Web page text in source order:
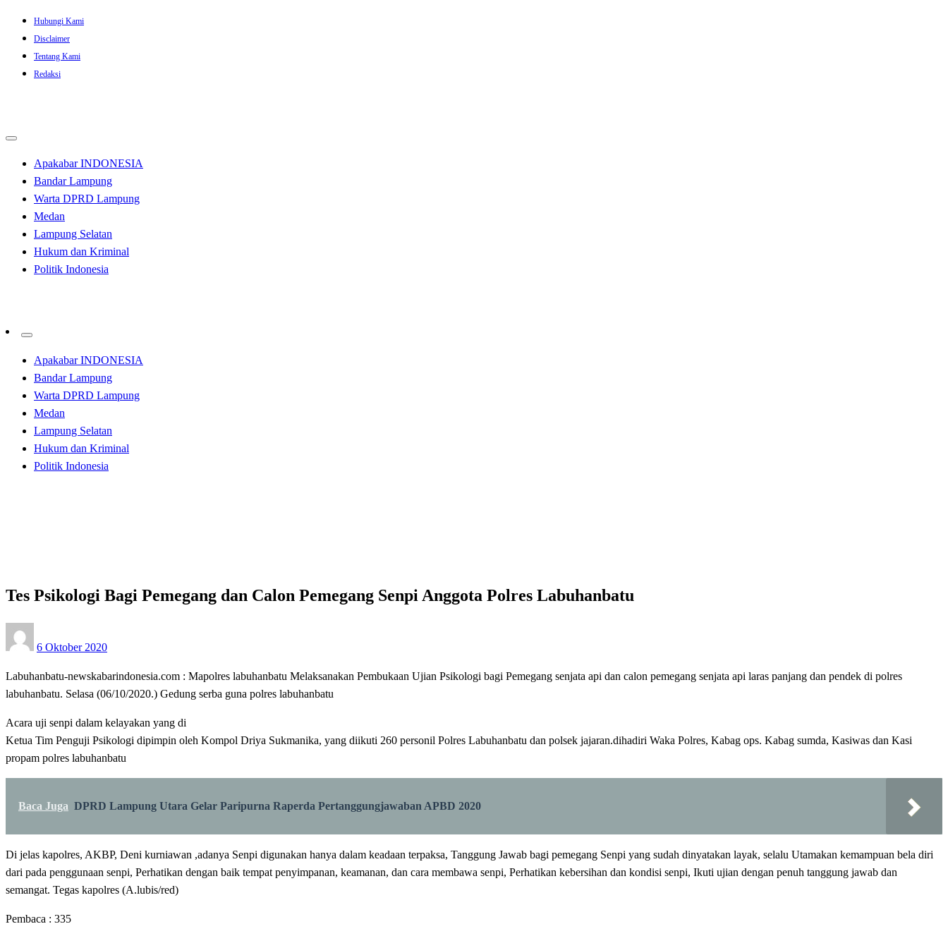
Skip
content
Hubungi Kami
Disclaimer
Tentang Kami
Redaksi
Apakabar INDONESIA
Bandar Lampung
Warta DPRD Lampung
Medan
Lampung Selatan
Hukum dan Kriminal
Politik Indonesia
Apakabar INDONESIA
Bandar Lampung
Warta DPRD Lampung
Medan
Lampung Selatan
Hukum dan Kriminal
Politik Indonesia
Tes Psikologi Bagi Pemegang dan Calon Pemegang Senpi Anggota Polres Labuhanbatu
on
6 Oktober 2020
Labuhanbatu-newskabarindonesia.com : Mapolres labuhanbatu Melaksanakan Pembukaan Ujian Psikologi bagi Pemegang senjata api dan calon pemegang senjata api laras panjang dan pendek di polres
labuhanbatu. Selasa (06/10/2020.) Gedung serba guna polres labuhanbatu
Acara uji senpi dalam kelayakan yang di
Ketua Tim Penguji Psikologi dipimpin oleh Kompol Driya Sukmanika, yang diikuti 260 personil Polres Labuhanbatu dan polsek jajaran.dihadiri Waka Polres, Kabag ops. Kabag sumda, Kasiwas dan Kasi
propam polres labuhanbatu
Baca Juga DPRD Lampung Utara Gelar Paripurna Raperda Pertanggungjawaban APBD 2020
Di jelas kapolres, AKBP, Deni kurniawan ,adanya Senpi digunakan hanya dalam keadaan terpaksa, Tanggung Jawab bagi pemegang Senpi yang sudah dinyatakan layak, selalu Utamakan kemampuan bela diri
dari pada penggunaan senpi, Perhatikan dengan baik tempat penyimpanan, keamanan, dan cara membawa senpi, Perhatikan kebersihan dan kondisi senpi, Ikuti ujian dengan penuh tanggung jawab dan
semangat. Tegas kapolres (A.lubis/red)
Pembaca : 335